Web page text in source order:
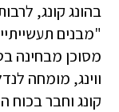
בהונג קונג,
"מבנים
מסוכן מבחינה
ווינג, מומחה
קונג וחבר